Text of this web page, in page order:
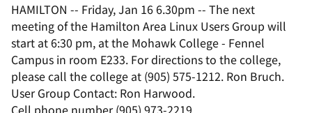
HAMILTON -- Friday, Jan 16 6.30pm -- The next
meeting of the Hamilton Area Linux Users Group will
start at 6:30 pm, at the Mohawk College - Fennel
Campus in room E233. For directions to the college,
please call the college at (905) 575-1212. Ron Bruch.
User Group Contact: Ron Harwood.
Cell phone number (905) 973-2219